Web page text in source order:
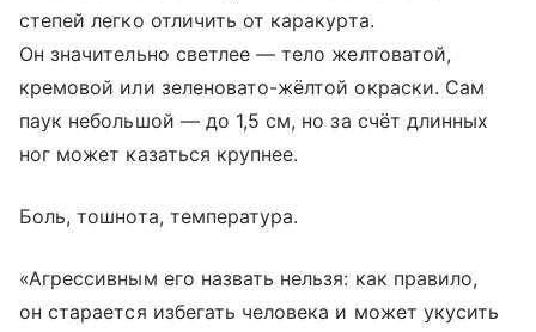
степей легко отличить от каракурта.
Он значительно светлее — тело желтоватой,
кремовой или зеленовато-жёлтой окраски. Сам
паук небольшой — до 1,5 см, но за счёт длинных
ног может казаться крупнее.
Боль, тошнота, температура.
«Агрессивным его назвать нельзя: как правило,
он старается избегать человека и может укусить